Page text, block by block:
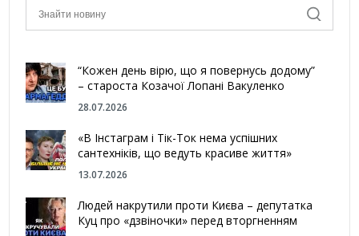
“Кожен день вірю, що я повернусь додому”
– староста Козачої Лопані Вакуленко
28.07.2026
«В Інстаграм і Тік-Ток нема успішних
сантехніків, що ведуть красиве життя»
13.07.2026
Людей накрутили проти Києва – депутатка
Куц про «дзвіночки» перед вторгненням